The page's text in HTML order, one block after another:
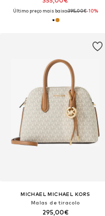
Último preço mais baixo:395,00€-10%
MICHAEL MICHAEL KORS
Malas de tiracolo
295,00€